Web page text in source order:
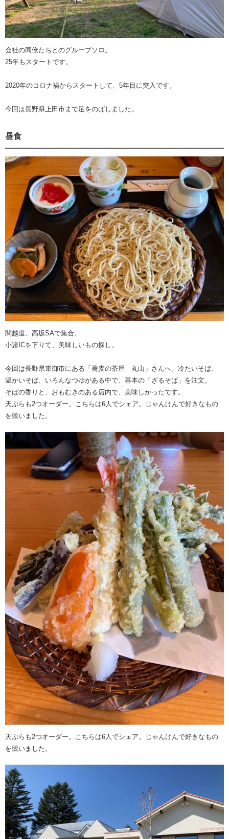
会社の同僚たちとのグループソロ。
25年もスタートです。
2020年のコロナ禍からスタートして、5年目に突入です。
今回は長野県上田市まで足をのばしました。
昼食
関越道、高坂SAで集合。
小諸ICを下りて、美味しいもの探し。
今回は長野県東御市にある「蕎麦の茶屋 丸山」さんへ。冷たいそば、
温かいそば、いろんなつゆがある中で、基本の「ざるそば」を注文。
そばの香りと、おもむきのある店内で、美味しかったです。
天ぷらも2つオーダー。こちらは6人でシェア。じゃんけんで好きなもの
を競いました。
天ぷらも2つオーダー。こちらは6人でシェア。じゃんけんで好きなもの
を競いました。